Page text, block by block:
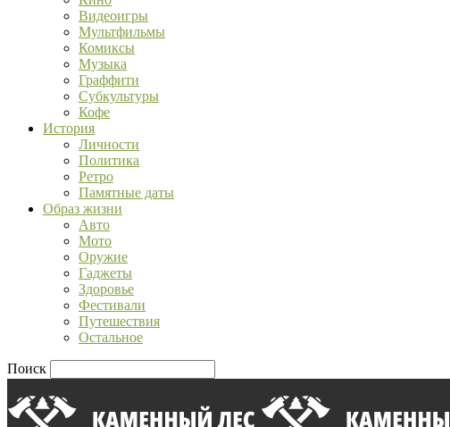
Видеоигры
Мультфильмы
Комиксы
Музыка
Граффити
Субкультуры
Кофе
История
Личности
Политика
Ретро
Памятные даты
Образ жизни
Авто
Мото
Оружие
Гаджеты
Здоровье
Фестивали
Путешествия
Остальное
Поиск